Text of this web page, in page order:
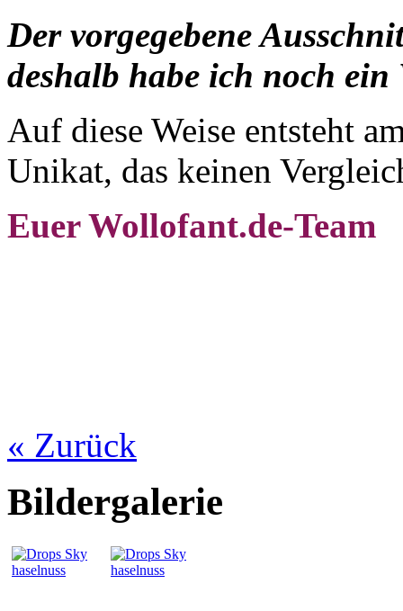
Der vorgegebene
deshalb habe ich noch
Auf diese Weise entsteht
Unikat, das keinen
Euer Wollofant.de-Team
« Zurück
Bildergalerie